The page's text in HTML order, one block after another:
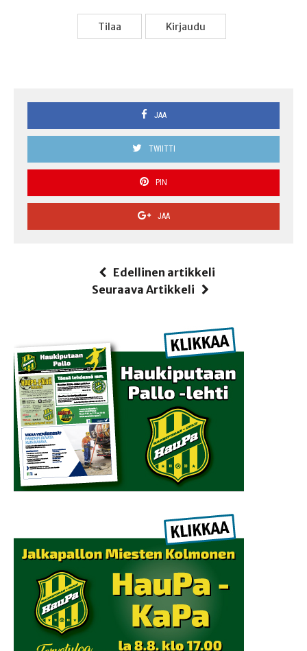
Tilaa Kir­jau­du
JAA
TWIITTI
PIN
JAA
Edellinen artikkeli
Seuraava Artikkeli